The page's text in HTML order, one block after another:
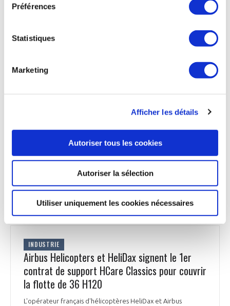
Préférences
Statistiques
Marketing
Afficher les détails
Autoriser tous les cookies
Autoriser la sélection
Utiliser uniquement les cookies nécessaires
autour de l’A320, ainsi que pour les avions de Dassault, le
Rafale et les jets d’affaires, que cette usine doit recruter
essentiellement des usineurs déjà formés, et des monteurs,
que nous formons nous-mêmes », décrypte Philippe Zelus.
principal site industriel de Châteaudun prévoit d’atteindre
Nous sommes déjà passés en rythme 3x8 depuis un an. Les
INDUSTRIE
INDUSTRIE
Airbus Helicopters et HeliDax signent le 1er
contrat de support HCare Classics pour couvrir
la flotte de 36 H120
L'opérateur français d'hélicoptères HeliDax et Airbus